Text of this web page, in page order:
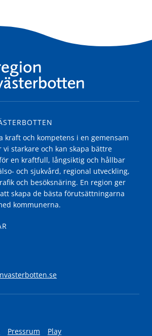
kraft och kompetens i en gemensam
starkare och kan skapa bättre
en kraftfull, långsiktig och hållbar
och sjukvård, regional utveckling,
och besöksnäring. En region ger
skapa de bästa förutsättningarna
kommunerna.
Pressrum Play